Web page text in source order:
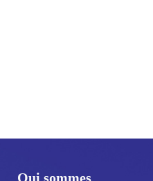
Qui sommes